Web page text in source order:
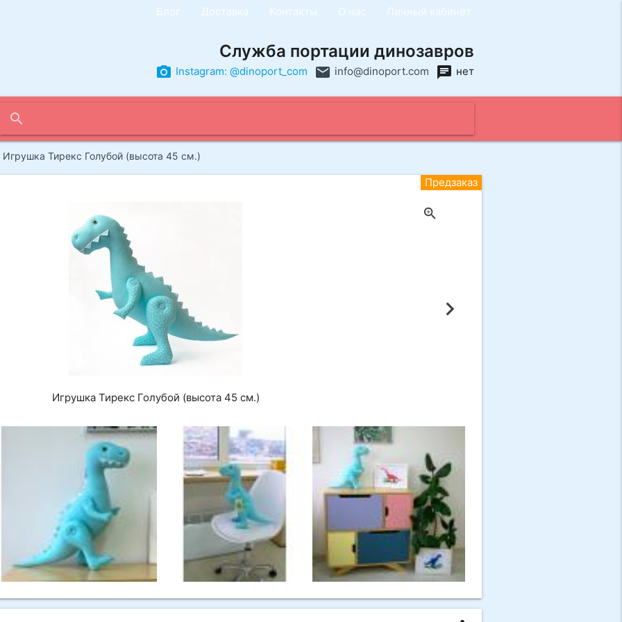
Блог Доставка Контакты О нас Личный кабинет
Служба портации динозавров
email info@dinoport.com chat нет
photo_camera Instagram: @dinoport_com
search
Игрушка Тирекс Голубой (высота 45 см.)
Предзаказ
Игрушка Тирекс Голубой (высота 45 см.)